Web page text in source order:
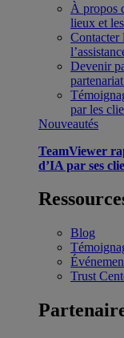
À propos
lieux et
Contacter
Devenir
par les
Nouveautés
TeamViewer
d’IA par ses
Blog
Trust